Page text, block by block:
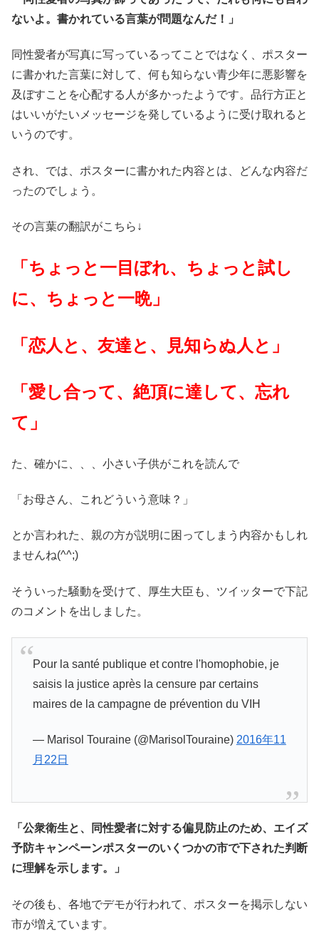
ないよ。書かれている言葉が問題なんだ！」
同性愛者が写真に写っているってことではなく、ポスター
に書かれた言葉に対して、何も知らない青少年に悪影響を
及ぼすことを心配する人が多かったようです。品行方正と
はいいがたいメッセージを発しているように受け取れると
いうのです。
され、では、ポスターに書かれた内容とは、どんな内容だ
ったのでしょう。
その言葉の翻訳がこちら↓
「ちょっと一目ぼれ、ちょっと試し
に、ちょっと一晩」
「恋人と、友達と、見知らぬ人と」
「愛し合って、絶頂に達して、忘れ
て」
た、確かに、、、小さい子供がこれを読んで
「お母さん、これどういう意味？」
とか言われた、親の方が説明に困ってしまう内容かもしれ
ませんね(^^;)
そういった騒動を受けて、厚生大臣も、ツイッターで下記
のコメントを出しました。
Pour la santé publique et contre l'homophobie, je
saisis la justice après la censure par certains
maires de la campagne de prévention du VIH
— Marisol Touraine (@MarisolTouraine) 2016年11
月22日
「公衆衛生と、同性愛者に対する偏見防止のため、エイズ
予防キャンペーンポスターのいくつかの市で下された判断
に理解を示します。」
その後も、各地でデモが行われて、ポスターを掲示しない
市が増えています。